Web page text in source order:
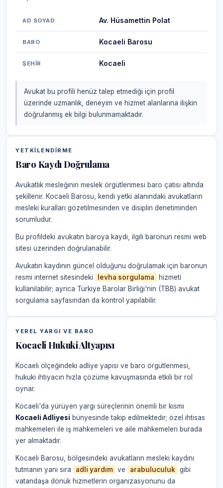
AD SOYAD Av. Hüsamettin Polat
BARO Kocaeli Barosu
ŞEHIR Kocaeli
Avukat bu profili henüz talep etmediği için profil
üzerinde uzmanlık, deneyim ve hizmet alanlarına ilişkin
doğrulanmış ek bilgi bulunmamaktadır.
YETKILENDIRME
Baro Kaydı Doğrulama
Avukatlık mesleğinin meslek örgütlenmesi baro çatısı altında
şekillenir. Kocaeli Barosu, kendi yetki alanındaki avukatların
mesleki kuralları gözetilmesinden ve disiplin denetiminden
sorumludur.
Bu profildeki avukatın baroya kaydı, ilgili baronun resmi web
sitesi üzerinden doğrulanabilir.
Avukatın kaydının güncel olduğunu doğrulamak için baronun
resmi internet sitesindeki
levha sorgulama
hizmeti
kullanılabilir; ayrıca Türkiye Barolar Birliği'nin (TBB) avukat
sorgulama sayfasından da kontrol yapılabilir.
YEREL YARGI VE BARO
Kocaeli Hukuki Altyapısı
Kocaeli ölçeğindeki adliye yapısı ve baro örgütlenmesi,
hukuki ihtiyacın hızla çözüme kavuşmasında etkili bir rol
oynar.
Kocaeli'da yürüyen yargı süreçlerinin önemli bir kısmı
Kocaeli Adliyesi bünyesinde takip edilmektedir; özel ihtisas
mahkemeleri ile iş mahkemeleri ve aile mahkemeleri burada
yer almaktadır.
Kocaeli Barosu, bölgesindeki avukatların mesleki kaydını
tutmanın yanı sıra
adli yardım ve arabuluculuk gibi
vatandaşa dönük hizmetlerin organizasyonunu da